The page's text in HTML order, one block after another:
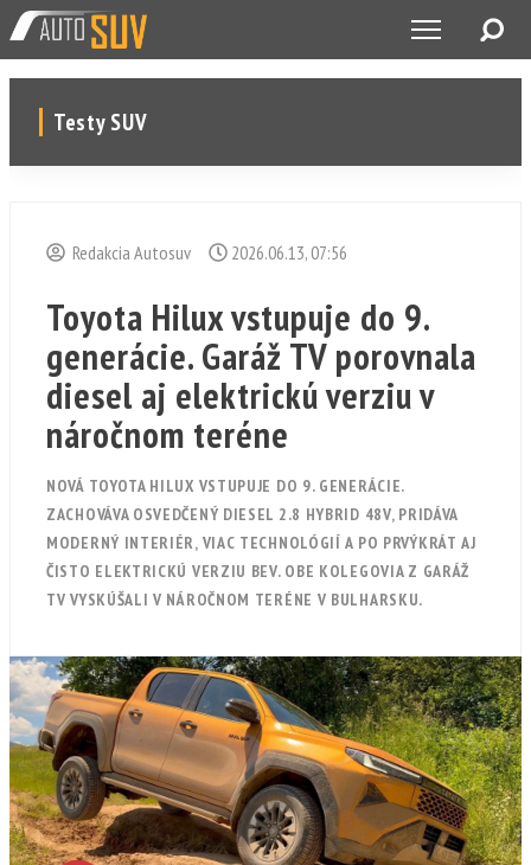
Testy SUV
Redakcia Autosuv 2026.06.13, 07:56
Toyota Hilux vstupuje do 9.
generácie. Garáž TV porovnala
diesel aj elektrickú verziu v
náročnom teréne
NOVÁ TOYOTA HILUX VSTUPUJE DO 9. GENERÁCIE.
ZACHOVÁVA OSVEDČENÝ DIESEL 2.8 HYBRID 48V, PRIDÁVA
MODERNÝ INTERIÉR, VIAC TECHNOLÓGIÍ A PO PRVÝKRÁT AJ
ČISTO ELEKTRICKÚ VERZIU BEV. OBE KOLEGOVIA Z GARÁŽ
TV VYSKÚŠALI V NÁROČNOM TERÉNE V BULHARSKU.